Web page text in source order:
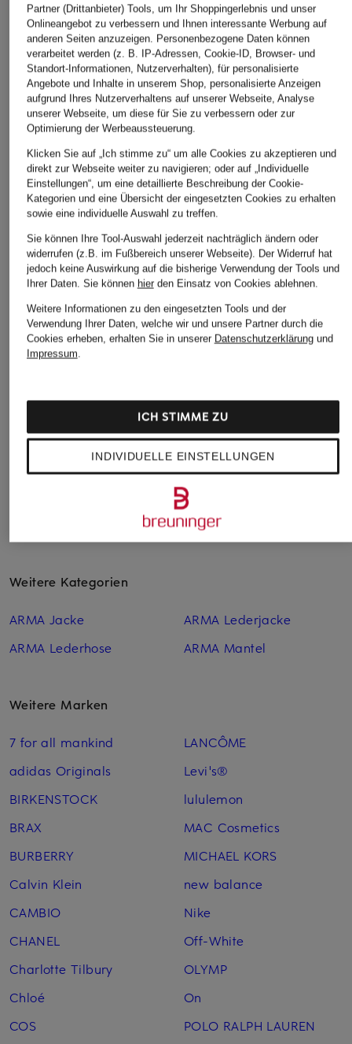
ARMA
Lederhose
MOS MOSH
Chino MMBLAKE
RAFFAELLO ROSSI
Leggings RESA in
Weitere Kategorien
ARMA Jacke
ARMA Lederhose
ARMA Lederjacke
ARMA Mantel
Weitere Marken
7 for all mankind
adidas Originals
BIRKENSTOCK
BRAX
BURBERRY
Calvin Klein
CAMBIO
CHANEL
Charlotte Tilbury
Chloé
COS
LANCÔME
Levi's®
lululemon
MAC Cosmetics
MICHAEL KORS
new balance
Nike
Off-White
OLYMP
On
POLO RALPH LAUREN
Partner (Drittanbieter) Tools, um Ihr Shoppingerlebnis und unser
Onlineangebot zu verbessern und Ihnen interessante Werbung auf
anderen Seiten anzuzeigen. Personenbezogene Daten können
verarbeitet werden (z. B. IP-Adressen, Cookie-ID, Browser- und
Standort-Informationen, Nutzerverhalten), für personalisierte
Angebote und Inhalte in unserem Shop, personalisierte Anzeigen
aufgrund Ihres Nutzerverhaltens auf unserer Webseite, Analyse
unserer Webseite, um diese für Sie zu verbessern oder zur
Optimierung der Werbeaussteuerung.
Klicken Sie auf „Ich stimme zu“ um alle Cookies zu akzeptieren und
direkt zur Webseite weiter zu navigieren; oder auf „Individuelle
Einstellungen“, um eine detaillierte Beschreibung der Cookie-
Kategorien und eine Übersicht der eingesetzten Cookies zu erhalten
sowie eine individuelle Auswahl zu treffen.
Sie können Ihre Tool-Auswahl jederzeit nachträglich ändern oder
widerrufen (z.B. im Fußbereich unserer Webseite). Der Widerruf hat
jedoch keine Auswirkung auf die bisherige Verwendung der Tools und
Ihrer Daten. Sie können hierden Einsatz von Cookies ablehnen.
Weitere Informationen zu den eingesetzten Tools und der
Verwendung Ihrer Daten, welche wir und unsere Partner durch die
Cookies erheben, erhalten Sie in unserer Datenschutzerklärungund
Impressum.
INDIVIDUELLE EINSTELLUNGEN
ICH STIMME ZU